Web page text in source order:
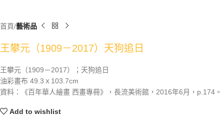
首頁 藝術品
王攀元（1909－2017）天狗追日
王攀元（1909－2017）；天狗追日
油彩畫布 49.3ｘ103.7cm
資料：《百年華人繪畫 西畫專冊》，長流美術館，2016年6月，p.174。
Add to wishlist